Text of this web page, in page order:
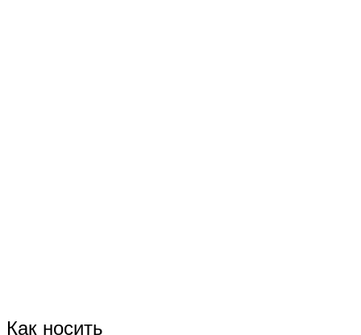
Как носить